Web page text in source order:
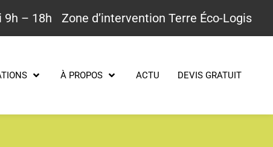
9h – 18h Zone d’intervention Terre Éco-Logis
À PROPOS ACTU DEVIS GRATUIT